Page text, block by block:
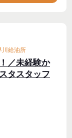
川給油所
／未経験か
タスタッフ